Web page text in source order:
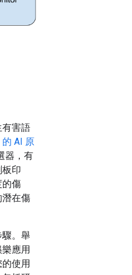
有害語
的 AI 原
器，有
印
的傷
潛在傷
。舉
應用
使用